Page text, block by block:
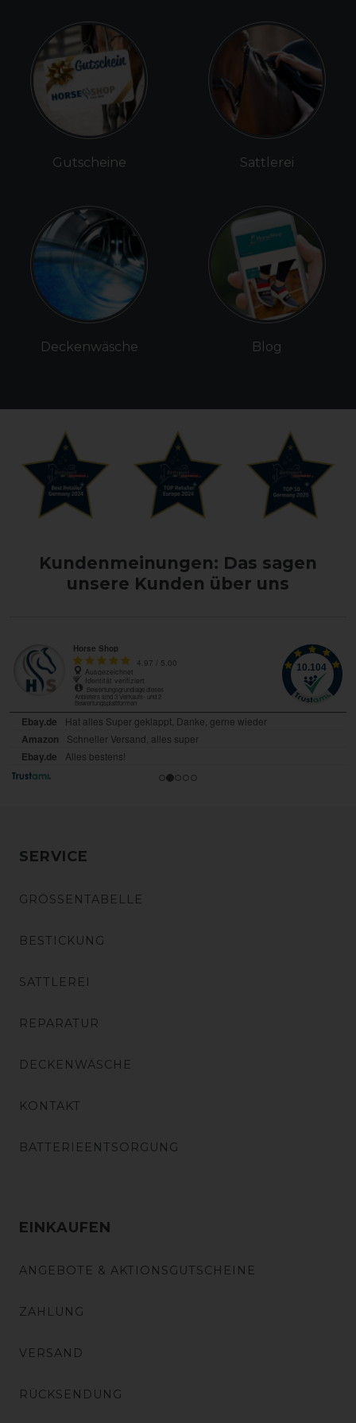
Gutscheine
Deckenwäsche
Sattlerei
Blog
Kundenmeinungen: Das sagen
unsere Kunden über uns
SERVICE
GRÖSSENTABELLE
BESTICKUNG
SATTLEREI
REPARATUR
DECKENWÄSCHE
KONTAKT
BATTERIEENTSORGUNG
EINKAUFEN
ANGEBOTE & AKTIONSGUTSCHEINE
ZAHLUNG
VERSAND
RÜCKSENDUNG